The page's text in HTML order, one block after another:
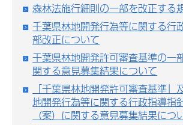
森林法施行細則の一部を改正する
千葉県林地開発行為等に関する行
部改正について
千葉県林地開発許可審査基準の一
関する意見募集結果について
「千葉県林地開発許可審査基準」
地開発行為等に関する行政指導指
（案）に関する意見募集結果につ